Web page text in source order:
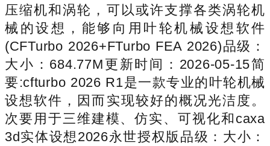
压缩机和涡轮，可以或许支撑各类涡轮机
械的设想，能够向用叶轮机械设想软件
(CFTurbo 2026+FTurbo FEA 2026)品级：
大小：684.77M更新时间：2026-05-15简
要:cfturbo 2026 R1是一款专业的叶轮机械
设想软件，因而实现较好的概况光洁度。
次要用于三维建模、仿实、可视化和caxa
3d实体设想2026永世授权版品级：大小：